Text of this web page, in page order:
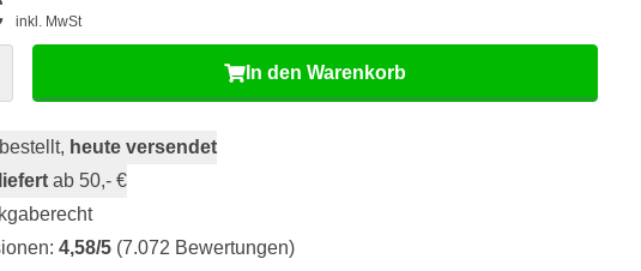
inkl. MwSt
In den Warenkorb
heute versendet
ab 50,- €
4,58/5 (7.072 Bewertungen)